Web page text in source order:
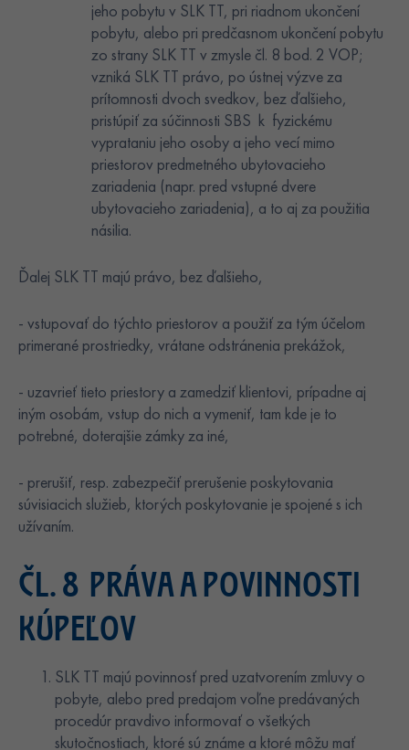
jeho pobytu v SLK TT, pri riadnom ukončení
pobytu, alebo pri predčasnom ukončení pobytu
zo strany SLK TT v zmysle čl. 8 bod. 2 VOP;
vzniká SLK TT právo, po ústnej výzve za
prítomnosti dvoch svedkov, bez ďalšieho,
pristúpiť za súčinnosti SBS k fyzickému
vyprataniu jeho osoby a jeho vecí mimo
priestorov predmetného ubytovacieho
zariadenia (napr. pred vstupné dvere
ubytovacieho zariadenia), a to aj za použitia
násilia.
Ďalej SLK TT majú právo, bez ďalšieho,
- vstupovať do týchto priestorov a použiť za tým účelom
primerané prostriedky, vrátane odstránenia prekážok,
- uzavrieť tieto priestory a zamedziť klientovi, prípadne aj
iným osobám, vstup do nich a vymeniť, tam kde je to
potrebné, doterajšie zámky za iné,
- prerušiť, resp. zabezpečiť prerušenie poskytovania
súvisiacich služieb, ktorých poskytovanie je spojené s ich
užívaním.
ČL. 8 PRÁVA A POVINNOSTI
KÚPEĽOV
SLK TT majú povinnosť pred uzatvorením zmluvy o
pobyte, alebo pred predajom voľne predávaných
procedúr pravdivo informovať o všetkých
skutočnostiach, ktoré sú známe a ktoré môžu mať